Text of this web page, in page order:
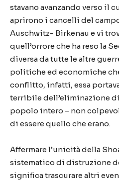
stavano avanzando verso il
aprirono i cancelli del
Auschwitz- Birkenau e vi
quell’orrore che ha reso la
diversa da tutte le altre
politiche ed economiche
conflitto, infatti, essa
terribile dell’eliminazione
popolo intero – non
di essere quello che erano.
Affermare l’unicità della
sistematico di distruzione
significa trascurare altri